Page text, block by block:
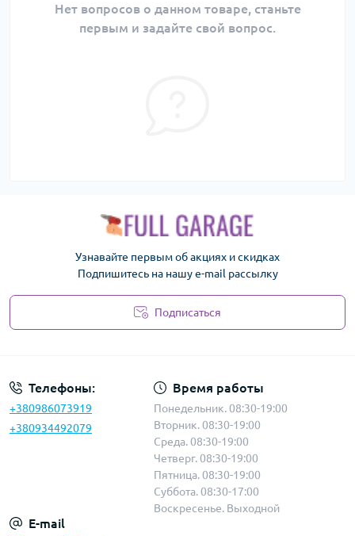
Нет вопросов о данном товаре, станьте
первым и задайте свой вопрос.
Узнавайте первым об акциях и скидках
Подпишитесь на нашу e-mail рассылку
Подписаться
Телефоны:
+380986073919
+380934492079
Время работы
Понедельник. 08:30-19:00
Вторник. 08:30-19:00
Среда. 08:30-19:00
Четверг. 08:30-19:00
Пятница. 08:30-19:00
Суббота. 08:30-17:00
Воскресенье. Выходной
E-mail